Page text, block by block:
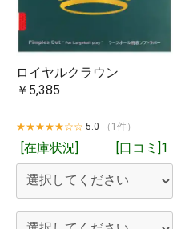
ロイヤルクラウン
￥5,385
★★★★★☆☆ 5.0 （1件）
[在庫状況] [口コミ]1